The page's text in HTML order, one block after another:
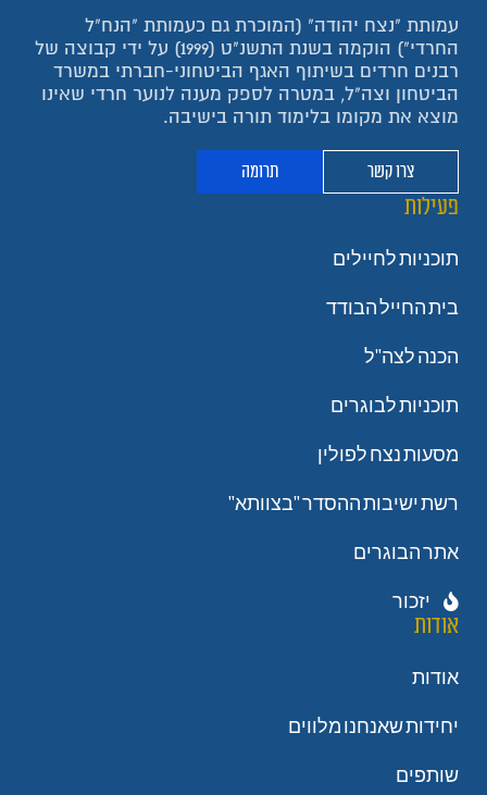
עמותת "נצח יהודה" (המוכרת גם כעמותת "הנח"ל
החרדי") הוקמה בשנת התשנ"ט (1999) על ידי קבוצה של
רבנים חרדים בשיתוף האגף הביטחוני-חברתי במשרד
הביטחון וצה"ל, במטרה לספק מענה לנוער חרדי שאינו
מוצא את מקומו בלימוד תורה בישיבה.
צרו קשר תרומה
פעילות
תוכניות לחיילים
בית החייל הבודד
הכנה לצה"ל
תוכניות לבוגרים
מסעות נצח לפולין
רשת ישיבות ההסדר "בצוותא"
אתר הבוגרים
יזכור
אודות
אודות
יחידות שאנחנו מלווים
שותפים